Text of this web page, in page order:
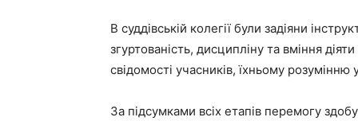
В суддівській колегії були задіяни
згуртованість, дисципліну та вміння
свідомості учасників, їхньому розумінню
За підсумками всіх етапів перемогу